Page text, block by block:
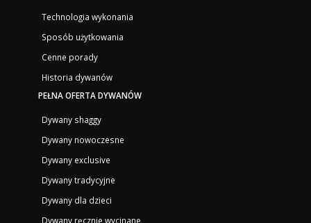
Technologia wykonania
Sposób użytkowania
Cenne porady
Historia dywanów
PEŁNA OFERTA DYWANÓW
Dywany shaggy
Dywany nowoczesne
Dywany exclusive
Dywany tradycyjne
Dywany dla dzieci
Dywany ręcznie wycinane